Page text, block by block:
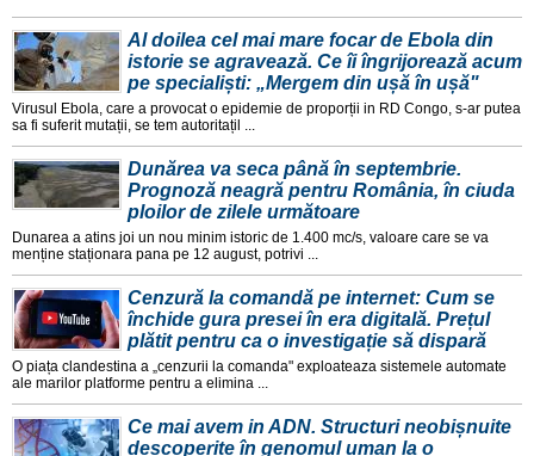
Al doilea cel mai mare focar de Ebola din
istorie se agravează. Ce îi îngrijorează acum
pe specialiști: „Mergem din ușă în ușă"
Virusul Ebola, care a provocat o epidemie de proporții in RD Congo, s-ar putea
sa fi suferit mutații, se tem autoritațil ...
Dunărea va seca până în septembrie.
Prognoză neagră pentru România, în ciuda
ploilor de zilele următoare
Dunarea a atins joi un nou minim istoric de 1.400 mc/s, valoare care se va
menține staționara pana pe 12 august, potrivi ...
Cenzură la comandă pe internet: Cum se
închide gura presei în era digitală. Prețul
plătit pentru ca o investigație să dispară
O piața clandestina a „cenzurii la comanda" exploateaza sistemele automate
ale marilor platforme pentru a elimina ...
Ce mai avem in ADN. Structuri neobișnuite
descoperite în genomul uman la o